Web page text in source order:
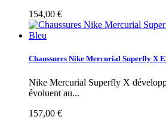
154,00 €
Chaussures Nike Mercurial Superfly X
Nike Mercurial Superfly X
évoluent au...
157,00 €